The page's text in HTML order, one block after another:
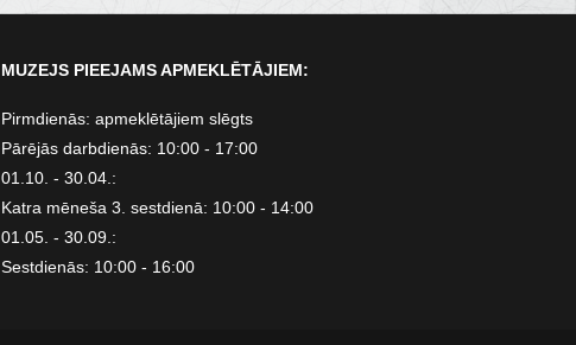
MUZEJS PIEEJAMS APMEKLĒTĀJIEM:
Pirmdienās: apmeklētājiem slēgts
Pārējās darbdienās: 10:00 - 17:00
01.10. - 30.04.:
Katra mēneša 3. sestdienā: 10:00 - 14:00
01.05. - 30.09.:
Sestdienās: 10:00 - 16:00